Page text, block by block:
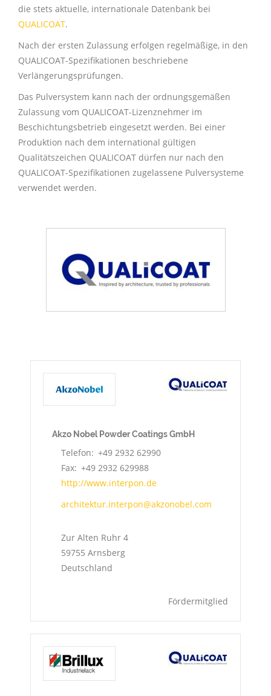
die stets aktuelle, internationale Datenbank bei
QUALICOAT.
Nach der ersten Zulassung erfolgen regelmäßige, in den
QUALICOAT-Spezifikationen beschriebene
Verlängerungsprüfungen.
Das Pulversystem kann nach der ordnungsgemäßen
Zulassung vom QUALICOAT-Lizenznehmer im
Beschichtungsbetrieb eingesetzt werden. Bei einer
Produktion nach dem international gültigen
Qualitätszeichen QUALICOAT dürfen nur nach den
QUALICOAT-Spezifikationen zugelassene Pulversysteme
verwendet werden.
Akzo Nobel Powder Coatings GmbH
Telefon
+49 2932 62990
Fax +49 2932 629988
http://www.interpon.de
architektur.interpon@akzonobel.com
Zur Alten Ruhr 4
59755 Arnsberg
Deutschland
Fördermitglied